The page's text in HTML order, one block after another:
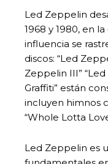
Led Zeppelin
1968 y 1980, en
influencia se
discos: “Led
Zeppelin III”
Graffiti” están
incluyen himnos
“Whole Lotta
Led Zeppelin es